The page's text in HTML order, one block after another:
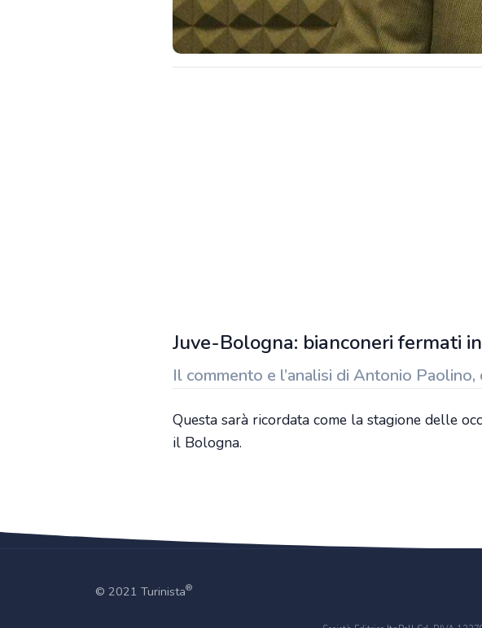
Juve-Bologna: bianconeri fermati
Il commento e l’analisi di Antonio
Questa sarà ricordata come la stagione delle
il Bologna.
© 2021 Turinista®